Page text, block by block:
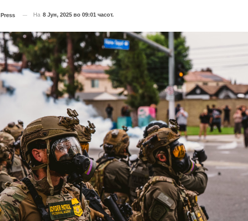
На 8 Јун, 2025 во 09:01 часот.